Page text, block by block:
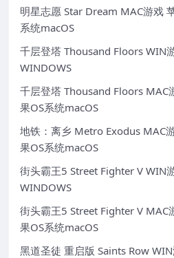
明星志愿 Star Dream MAC游戏
系统macOS
千层登塔 Thousand Floors WIN
WINDOWS
千层登塔 Thousand Floors MAC
果OS系统macOS
地铁：离乡 Metro Exodus MAC
果OS系统macOS
街头霸王5 Street Fighter V WIN
WINDOWS
街头霸王5 Street Fighter V MAC
果OS系统macOS
黑道圣徒 重启版 Saints Row